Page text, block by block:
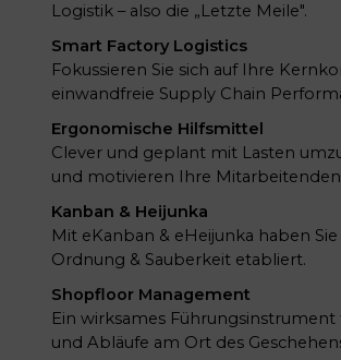
Logistik – also die „Letzte Meile".
Smart Factory Logistics
Fokussieren Sie sich auf Ihre
einwandfreie Supply Chain
Ergonomische Hilfsmittel
Clever und geplant mit Lasten
und motivieren Ihre
Kanban & Heijunka
Mit eKanban & eHeijunka haben
Ordnung & Sauberkeit etabliert.
Shopfloor Management
Ein wirksames
und Abläufe am Ort des